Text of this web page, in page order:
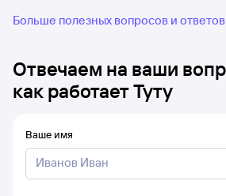
Больше полезных вопросов и ответов
Отвечаем на ваши
как работает Туту
Ваше имя